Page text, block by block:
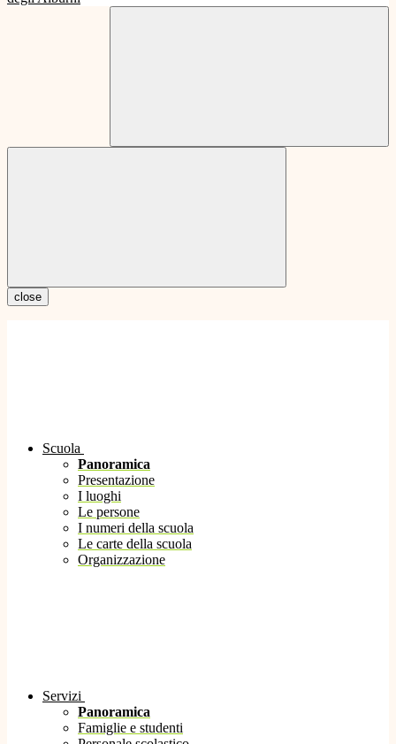
close
Scuola
Panoramica
Presentazione
I luoghi
Le persone
I numeri della scuola
Le carte della scuola
Organizzazione
Servizi
Panoramica
Famiglie e studenti